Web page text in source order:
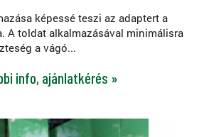
képessé teszi az adaptert a
A toldat alkalmazásával minimálisra
a vágó...
info, ajánlatkérés »